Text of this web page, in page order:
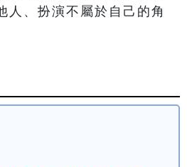
人、扮演不屬於自己的角